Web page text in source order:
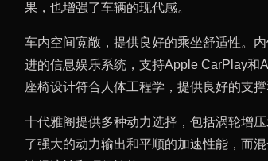
果，也增强了车辆的现代感。
车内空间宽敞，提供良好的乘坐舒适性。
进的信息娱乐系统，支持Apple CarPlay和
座椅设计符合人体工程学，提供良好的支撑
十代雅阁提供多种动力选择，包括涡轮增
了强大的动力输出和平顺的加速性能，而